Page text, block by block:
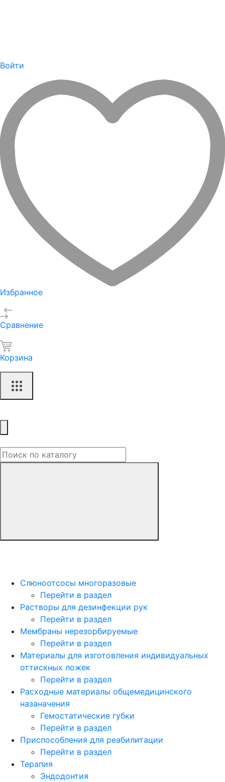
Войти
Избранное
Сравнение
Корзина
Слюноотсосы многоразовые
Перейти в раздел
Растворы для дезинфекции рук
Перейти в раздел
Мембраны нерезорбируемые
Перейти в раздел
Материалы для изготовления индивидуальных
оттискных ложек
Перейти в раздел
Расходные материалы общемедицинского
назаначения
Гемостатические губки
Перейти в раздел
Приспособления для реабилитации
Перейти в раздел
Терапия
Эндодонтия